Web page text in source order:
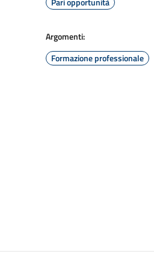
Argomenti:
Formazione professionale